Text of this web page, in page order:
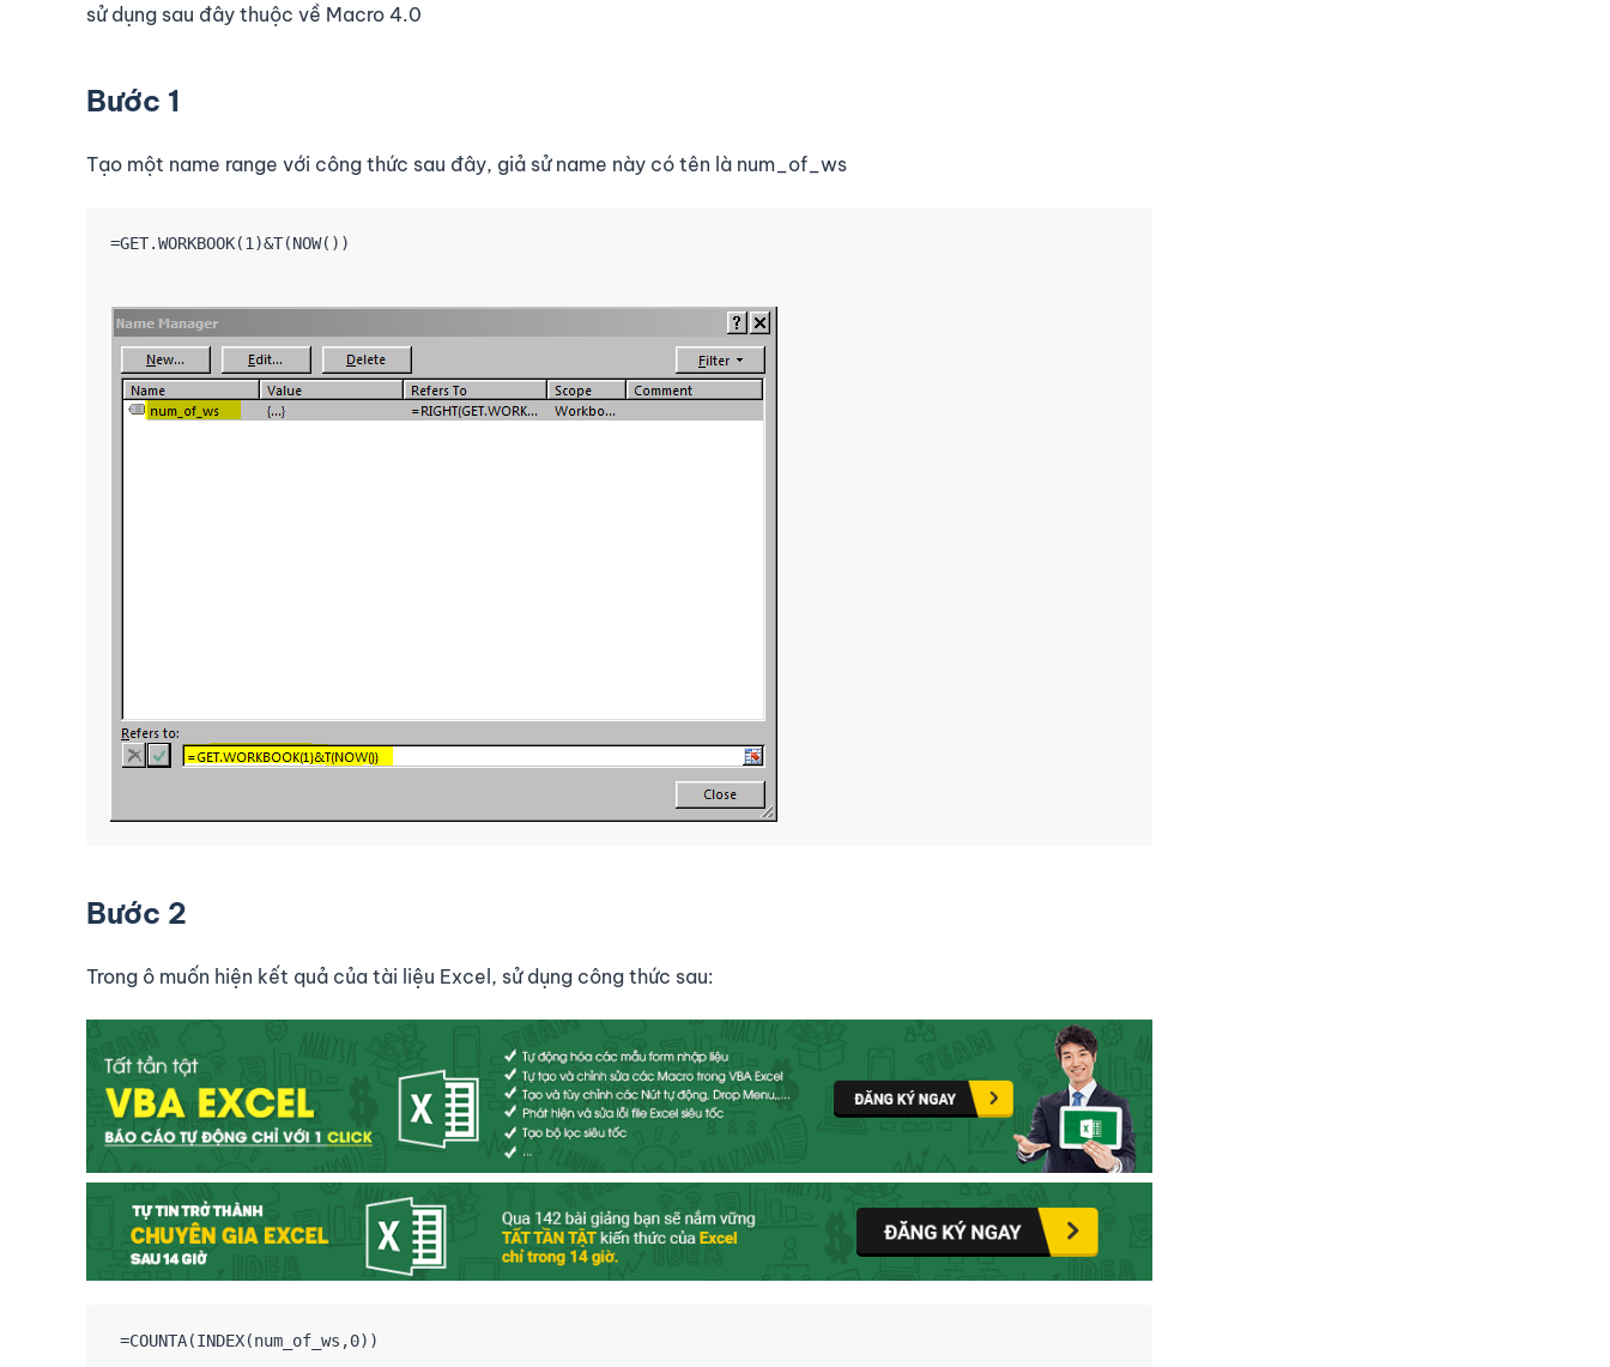
sử dụng sau đây thuộc về Macro 4.0
Bước 1
Tạo một name range với công thức sau đây, giả sử name này có tên là num_of_ws
=GET.WORKBOOK(1)&T(NOW())
Bước 2
Trong ô muốn hiện kết quả của tài liệu Excel, sử dụng công thức sau:
=COUNTA(INDEX(num_of_ws,0))